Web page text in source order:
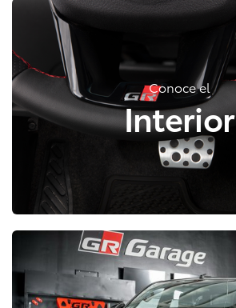
Conoce el
Interior